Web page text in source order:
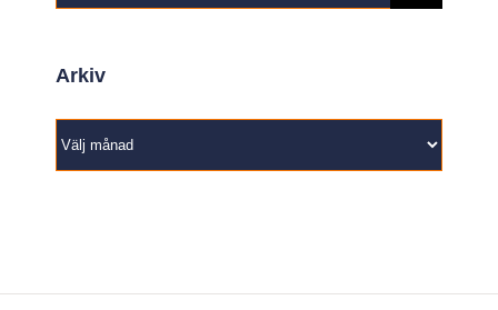
efter:
Arkiv
Arkiv